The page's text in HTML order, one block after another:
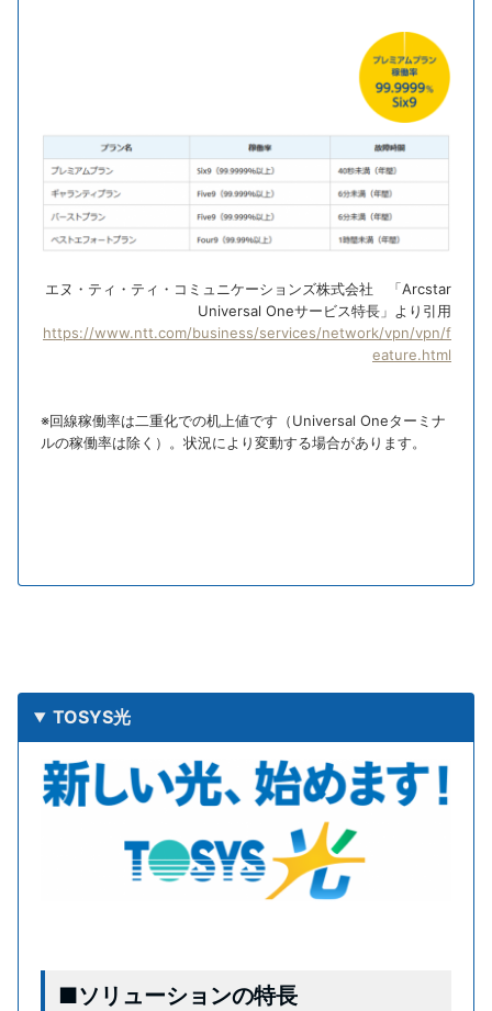
エヌ・ティ・ティ・コミュニケーションズ株式会社 「Arcstar
Universal Oneサービス特長」より引用
https://www.ntt.com/business/services/network/vpn/vpn/f
eature.html
※回線稼働率は二重化での机上値です（Universal Oneターミナ
ルの稼働率は除く）。状況により変動する場合があります。
TOSYS光
■ソリューションの特長